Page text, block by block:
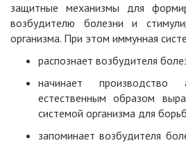
защитные механизмы для
возбудителю болезни и
организма. При этом иммунная
распознает возбудителя
начинает
естественным образом
системой организма для
запоминает возбудителя